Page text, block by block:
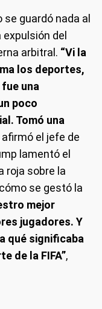
guardó nada al
del
arbitral. “Vi la
los deportes,
una
poco
Tomó una
afirmó el jefe de
lamentó el
roja sobre la
se gestó la
mejor
jugadores. Y
qué significaba
de la FIFA”,